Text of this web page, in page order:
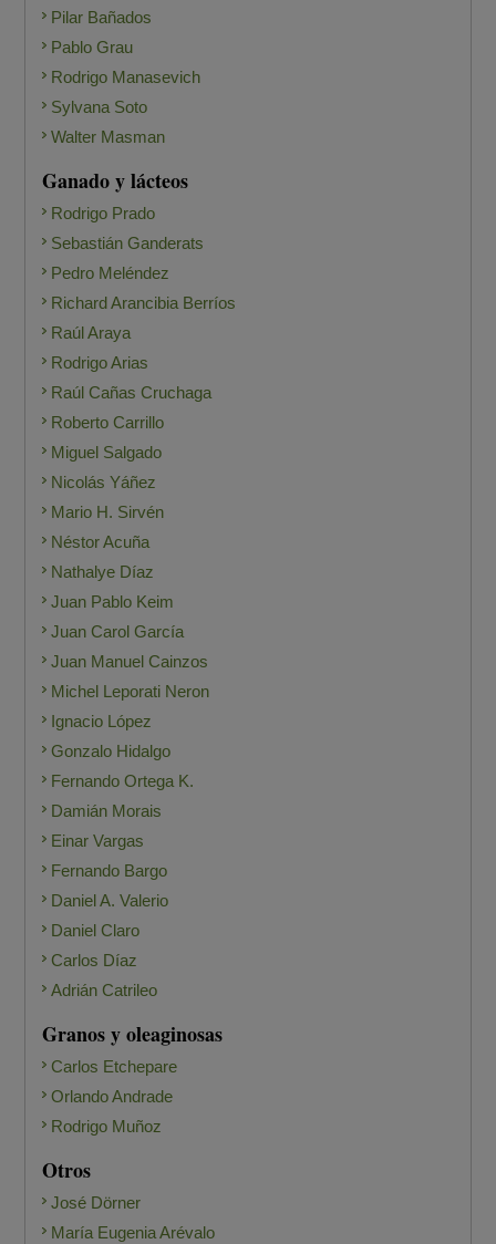
Pilar Bañados
Pablo Grau
Rodrigo Manasevich
Sylvana Soto
Walter Masman
Ganado y lácteos
Rodrigo Prado
Sebastián Ganderats
Pedro Meléndez
Richard Arancibia Berríos
Raúl Araya
Rodrigo Arias
Raúl Cañas Cruchaga
Roberto Carrillo
Miguel Salgado
Nicolás Yáñez
Mario H. Sirvén
Néstor Acuña
Nathalye Díaz
Juan Pablo Keim
Juan Carol García
Juan Manuel Cainzos
Michel Leporati Neron
Ignacio López
Gonzalo Hidalgo
Fernando Ortega K.
Damián Morais
Einar Vargas
Fernando Bargo
Daniel A. Valerio
Daniel Claro
Carlos Díaz
Adrián Catrileo
Granos y oleaginosas
Carlos Etchepare
Orlando Andrade
Rodrigo Muñoz
Otros
José Dörner
María Eugenia Arévalo